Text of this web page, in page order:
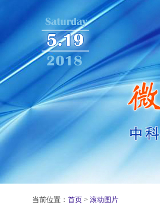
当前位置： 首页 > 滚动图片